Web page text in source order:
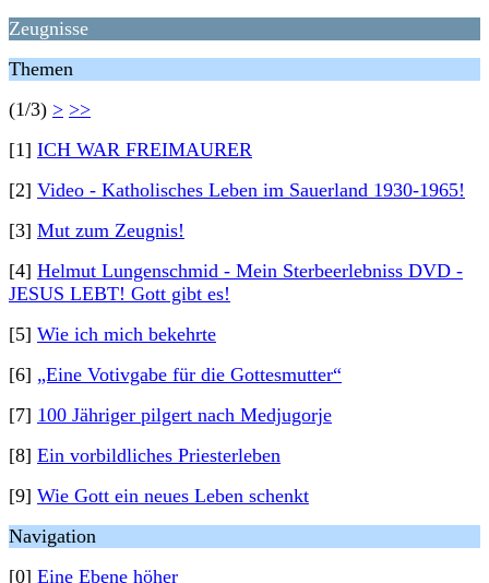
Zeugnisse
Themen
(1/3) > >>
[1] ICH WAR FREIMAURER
[2] Video - Katholisches Leben im Sauerland 1930-1965!
[3] Mut zum Zeugnis!
[4] Helmut Lungenschmid - Mein Sterbeerlebniss DVD -
JESUS LEBT! Gott gibt es!
[5] Wie ich mich bekehrte
[6] „Eine Votivgabe für die Gottesmutter“
[7] 100 Jähriger pilgert nach Medjugorje
[8] Ein vorbildliches Priesterleben
[9] Wie Gott ein neues Leben schenkt
Navigation
[0] Eine Ebene höher